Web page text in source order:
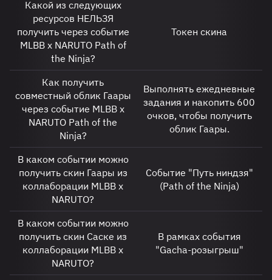
Какой из следующих
ресурсов НЕЛЬЗЯ
получить через событие
MLBB x NARUTO Path of
the Ninja?
Токен скина
Как получить
совместный облик Гаары
через событие MLBB x
NARUTO Path of the
Ninja?
Выполнять ежедневные
задания и накопить 600
очков, чтобы получить
облик Гаары.
В каком событии можно
получить скин Гаары из
коллаборации MLBB x
NARUTO?
Событие "Путь ниндзя"
(Path of the Ninja)
В каком событии можно
получить скин Саске из
коллаборации MLBB x
NARUTO?
В рамках события
"Gacha-розыгрыш"